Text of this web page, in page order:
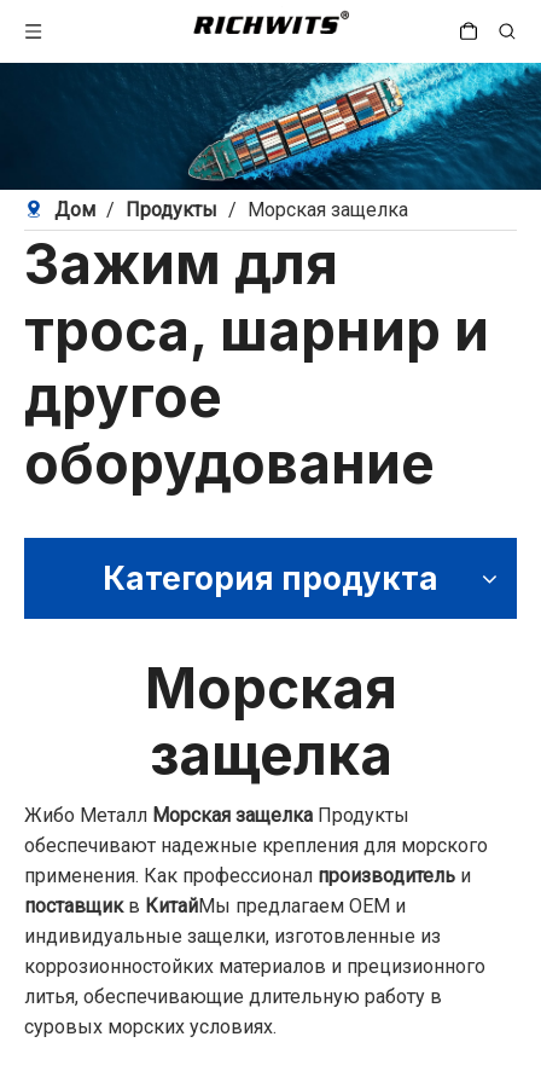
Дом / Продукты / Морская защелка
Зажим для
троса, шарнир и
другое
оборудование
Категория продукта
Морская
защелка
Жибо Металл Морская защелка Продукты
обеспечивают надежные крепления для морского
применения. Как профессионал производитель и
поставщикв КитайМы предлагаем OEM и
индивидуальные защелки, изготовленные из
коррозионностойких материалов и прецизионного
литья, обеспечивающие длительную работу в
суровых морских условиях.